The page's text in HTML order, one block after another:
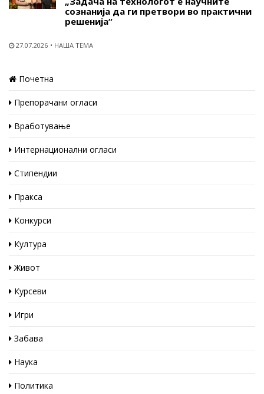
сознанија да ги претвори во практични
решенија“
27.07.2026 НАША ТЕМА
Почетна
Препорачани огласи
Вработување
Интернационални огласи
Стипендии
Пракса
Конкурси
Култура
Живот
Курсеви
Игри
Забава
Наука
Политика